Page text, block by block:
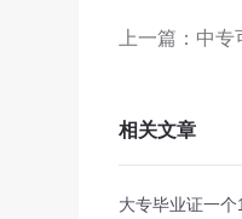
上一篇：中
相关文章
大专毕业证一